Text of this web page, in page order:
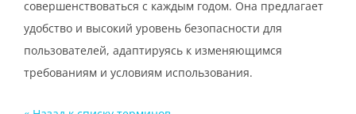
совершенствоваться с каждым годом. Она предлагает
удобство и высокий уровень безопасности для
пользователей, адаптируясь к изменяющимся
требованиям и условиям использования.